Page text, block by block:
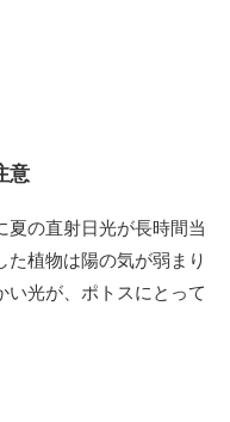
意
夏の直射日光が長時間当
た植物は陽の気が弱まり
い光が、ポトスにとって